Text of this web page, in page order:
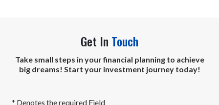
Get In Touch
Take small steps in your financial planning to achieve
big dreams! Start your investment journey today!
* Denotes the required Field